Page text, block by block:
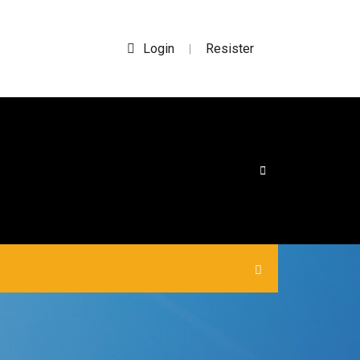
Login | Resister